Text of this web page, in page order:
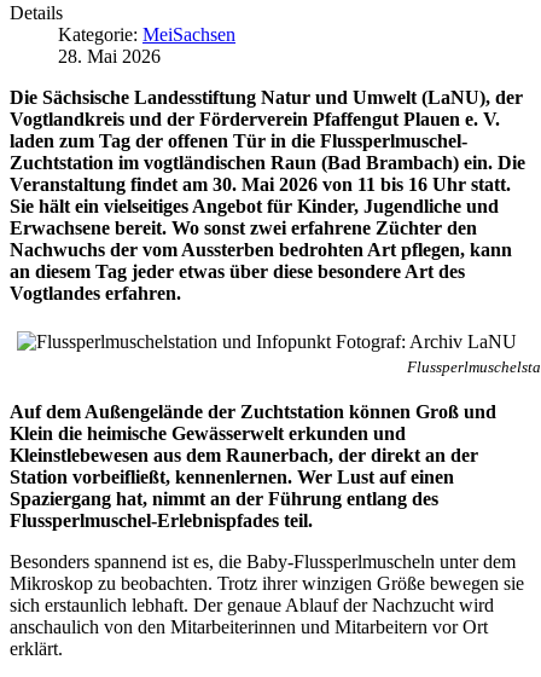
Details
Kategorie: MeiSachsen
28. Mai 2026
Die Sächsische Landesstiftung Natur und Umwelt (LaNU), der
Vogtlandkreis und der Förderverein Pfaffengut Plauen e. V.
laden zum Tag der offenen Tür in die Flussperlmuschel-
Zuchtstation im vogtländischen Raun (Bad Brambach) ein. Die
Veranstaltung findet am 30. Mai 2026 von 11 bis 16 Uhr statt.
Sie hält ein vielseitiges Angebot für Kinder, Jugendliche und
Erwachsene bereit. Wo sonst zwei erfahrene Züchter den
Nachwuchs der vom Aussterben bedrohten Art pflegen, kann
an diesem Tag jeder etwas über diese besondere Art des
Vogtlandes erfahren.
Auf dem Außengelände der Zuchtstation können Groß und
Klein die heimische Gewässerwelt erkunden und
Kleinstlebewesen aus dem Raunerbach, der direkt an der
Station vorbeifließt, kennenlernen. Wer Lust auf einen
Spaziergang hat, nimmt an der Führung entlang des
Flussperlmuschel-Erlebnispfades teil.
Besonders spannend ist es, die Baby-Flussperlmuscheln unter dem
Mikroskop zu beobachten. Trotz ihrer winzigen Größe bewegen sie
sich erstaunlich lebhaft. Der genaue Ablauf der Nachzucht wird
anschaulich von den Mitarbeiterinnen und Mitarbeitern vor Ort
erklärt.